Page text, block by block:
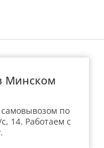
Минском
по
14. Работаем с